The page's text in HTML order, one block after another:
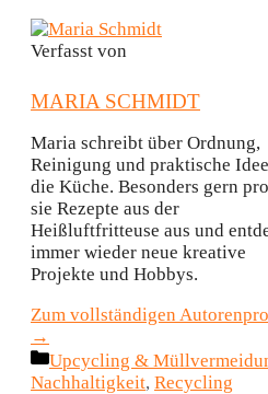
Verfasst von
MARIA SCHMIDT
Maria schreibt über Ordnung,
Reinigung und praktische
die Küche. Besonders gern
sie Rezepte aus der
Heißluftfritteuse aus und
immer wieder neue kreative
Projekte und Hobbys.
Zum vollständigen
→
Kategorien
Upcycling &
Nachhaltigkeit, Recycling